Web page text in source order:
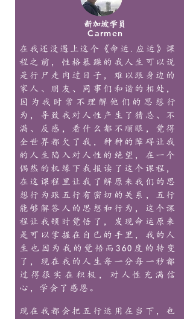
新加坡学员
Carmen
在我还没遇上这个《命运.应运》课
程之前，性格暴躁的我人生可以说
是行尸走肉过日子，难以跟身边的
家人、朋友、同事们和谐的相处，
因为我时常不理解他们的思想行
为，导致我对人性产生了猜忌、不
满、反感，看什么都不顺眼，觉得
全世界都欠了我，种种的障碍让我
的人生陷入对人性的绝望，在一个
偶然的机缘下我报读了这个课程，
在这课程里让我了解原来我们的思
想行为跟五行有密切的关系，五行
能够解答人的思想和行为，这个课
程让我顿时觉悟了，发现命运原来
是可以掌握在自已的手里，我的人
生也因为我的觉悟而360度的转变
了，现在我的人生每一分每一秒都
过得很实在积极，对人性充满信
心，学会了感恩。
现在我都会把五行运用在当下，也